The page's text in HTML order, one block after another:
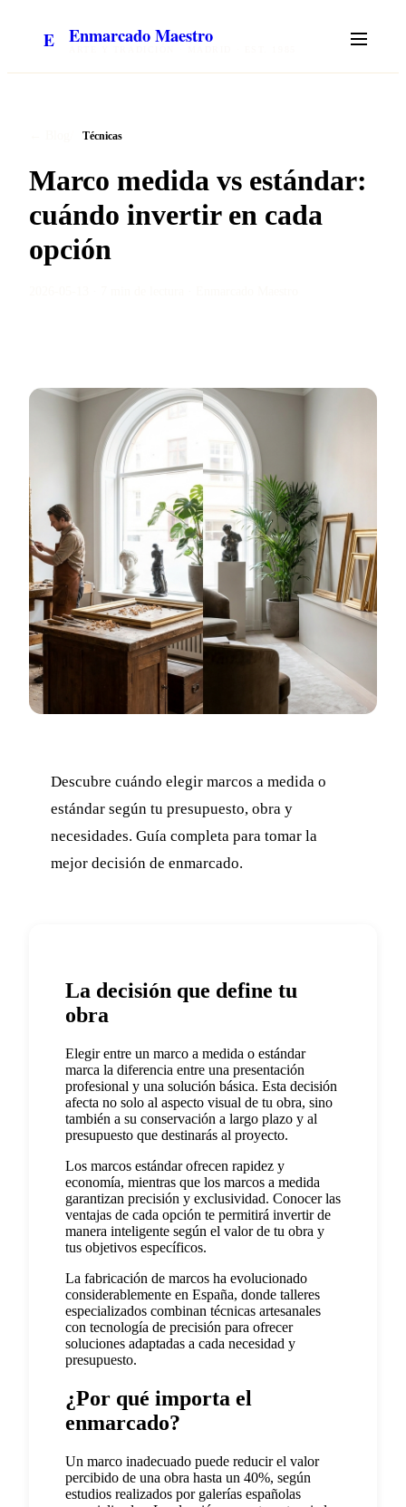
E Enmarcado Maestro
Técnicas
Marco medida vs estándar:
cuándo invertir en cada
opción
Descubre cuándo elegir marcos a medida o
estándar según tu presupuesto, obra y
necesidades. Guía completa para tomar la
mejor decisión de enmarcado.
La decisión que define tu
obra
Elegir entre un marco a medida o estándar
marca la diferencia entre una presentación
profesional y una solución básica. Esta decisión
afecta no solo al aspecto visual de tu obra, sino
también a su conservación a largo plazo y al
presupuesto que destinarás al proyecto.
Los marcos estándar ofrecen rapidez y
economía, mientras que los marcos a medida
garantizan precisión y exclusividad. Conocer las
ventajas de cada opción te permitirá invertir de
manera inteligente según el valor de tu obra y
tus objetivos específicos.
La fabricación de marcos ha evolucionado
considerablemente en España, donde talleres
especializados combinan técnicas artesanales
con tecnología de precisión para ofrecer
soluciones adaptadas a cada necesidad y
presupuesto.
¿Por qué importa el
enmarcado?
Un marco inadecuado puede reducir el valor
percibido de una obra hasta un 40%, según
estudios realizados por galerías españolas